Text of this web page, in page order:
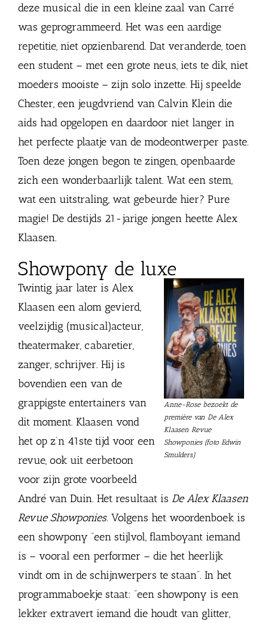
deze musical die in een kleine zaal van Carré
was geprogrammeerd. Het was een aardige
repetitie, niet opzienbarend. Dat veranderde, toen
een student – met een grote neus, iets te dik, niet
moeders mooiste – zijn solo inzette. Hij speelde
Chester, een jeugdvriend van Calvin Klein die
aids had opgelopen en daardoor niet langer in
het perfecte plaatje van de modeontwerper paste.
Toen deze jongen begon te zingen, openbaarde
zich een wonderbaarlijk talent. Wat een stem,
wat een uitstraling, wat gebeurde hier? Pure
magie! De destijds 21-jarige jongen heette Alex
Klaasen.
Showpony de luxe
Anne-Rose bezoekt de
première van De Alex
Klaasen Revue
Showponies (foto Edwin
Smulders)
Twintig jaar later is Alex
Klaasen een alom gevierd,
veelzijdig (musical)acteur,
theatermaker, cabaretier,
zanger, schrijver. Hij is
bovendien een van de
grappigste entertainers van
dit moment. Klaasen vond
het op z’n 41ste tijd voor een
revue, ook uit eerbetoon
voor zijn grote voorbeeld
André van Duin. Het resultaat is De Alex Klaasen
Revue Showponies. Volgens het woordenboek is
een showpony “een stijlvol, flamboyant iemand
is – vooral een performer – die het heerlijk
vindt om in de schijnwerpers te staan”. In het
programmaboekje staat: “een showpony is een
lekker extravert iemand die houdt van glitter,